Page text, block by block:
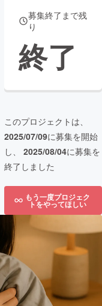
募集終了まで残
り
終了
このプロジェクトは、
2025/07/09に募集を開始
し、 2025/08/04に募集を
終了しました
もう一度プロジェク
トをやってほしい